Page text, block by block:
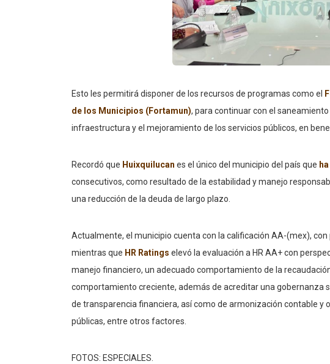
Esto les permitirá disponer de los recursos de programas como el
de los Municipios (Fortamun), para continuar con el
infraestructura y el mejoramiento de los servicios públicos, en
Recordó que Huixquilucan es el único del municipio del país que
consecutivos, como resultado de la estabilidad y manejo
una reducción de la deuda de largo plazo.
Actualmente, el municipio cuenta con la calificación AA-(mex),
mientras que HR Ratings elevó la evaluación a HR AA+ con
manejo financiero, un adecuado comportamiento de la
comportamiento creciente, además de acreditar una gobernanza
de transparencia financiera, así como de armonización contable y
públicas, entre otros factores.
FOTOS: ESPECIALES.